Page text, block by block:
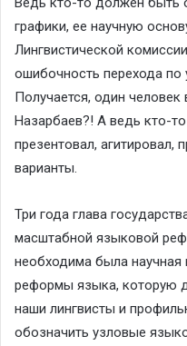
графики, ее научную
Лингвистической
ошибочность перехода по
Получается, один человек
Назарбаев?! А ведь кто-
презентовал, агитировал,
варианты.
Три года глава
масштабной языковой
необходима была
реформы языка, которую
наши лингвисты и
обозначить узловые